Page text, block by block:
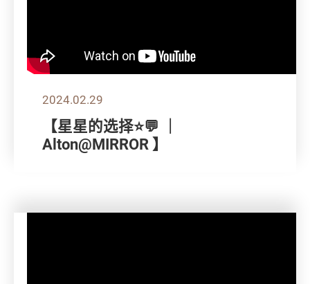
2024.02.29
【星星的选择⭐💬 ｜
Alton@MIRROR 】